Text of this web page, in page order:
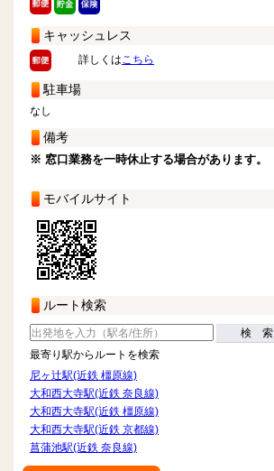
キャッシュレス
詳しくはこちら
駐車場
なし
備考
※ 窓口業務を一時休止する場合があります。
モバイルサイト
ルート検索
検 索
最寄り駅からルートを検索
尼ヶ辻駅(近鉄 橿原線)
大和西大寺駅(近鉄 奈良線)
大和西大寺駅(近鉄 橿原線)
大和西大寺駅(近鉄 京都線)
菖蒲池駅(近鉄 奈良線)